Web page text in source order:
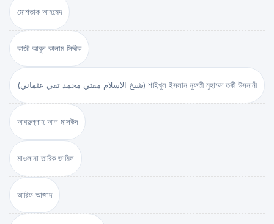
মোশতাক আহমেদ
কাজী আবুল কালাম সিদ্দীক
(شيخ الاسلام مفتي محمد تقي عثماني) শাইখুল ইসলাম মুফতী মুহাম্মদ তকী উসমানী
আবদুল্লাহ আল মাসউদ
মাওলানা তারিক জামিল
আরিফ আজাদ